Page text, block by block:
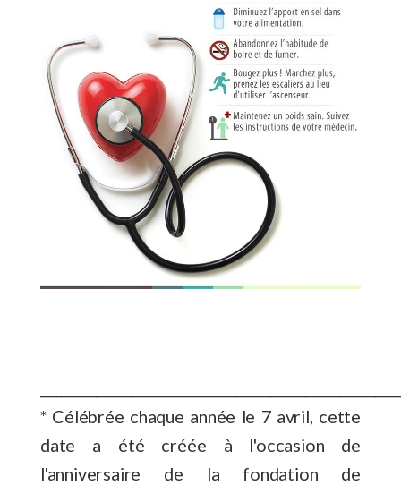
* Célébrée chaque année le 7 avril, cette
date a été créée à l'occasion de
l'anniversaire de la fondation de